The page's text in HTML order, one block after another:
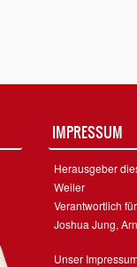
IMPRESSUM
Herausgeber
Weiler
Verantwortlich
Joshua Jung,
Unser